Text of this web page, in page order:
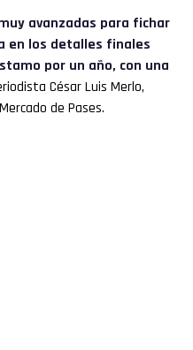
avanzadas para fichar
en los detalles finales
por un año, con una
César Luis Merlo,
de Pases.